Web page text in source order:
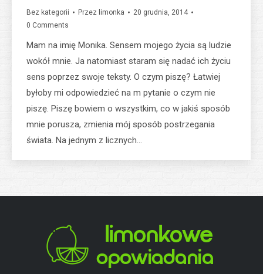
Bez kategorii Przez limonka
20 grudnia, 2014
0 Comments
Mam na imię Monika. Sensem mojego życia są ludzie
wokół mnie. Ja natomiast staram się nadać ich życiu
sens poprzez swoje teksty. O czym piszę? Łatwiej
byłoby mi odpowiedzieć na m pytanie o czym nie
piszę. Piszę bowiem o wszystkim, co w jakiś sposób
mnie porusza, zmienia mój sposób postrzegania
świata. Na jednym z licznych…